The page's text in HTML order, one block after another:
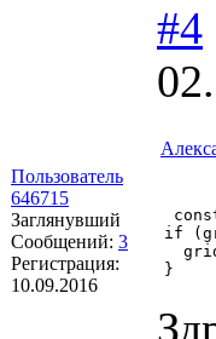
Пользователь
646715
Заглянувший
Сообщений: 3
Регистрация:
10.09.2016
#4
if
}